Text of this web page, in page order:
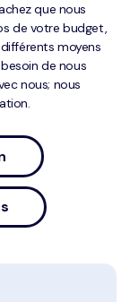
que nous
de votre budget,
moyens
de nous
nous; nous